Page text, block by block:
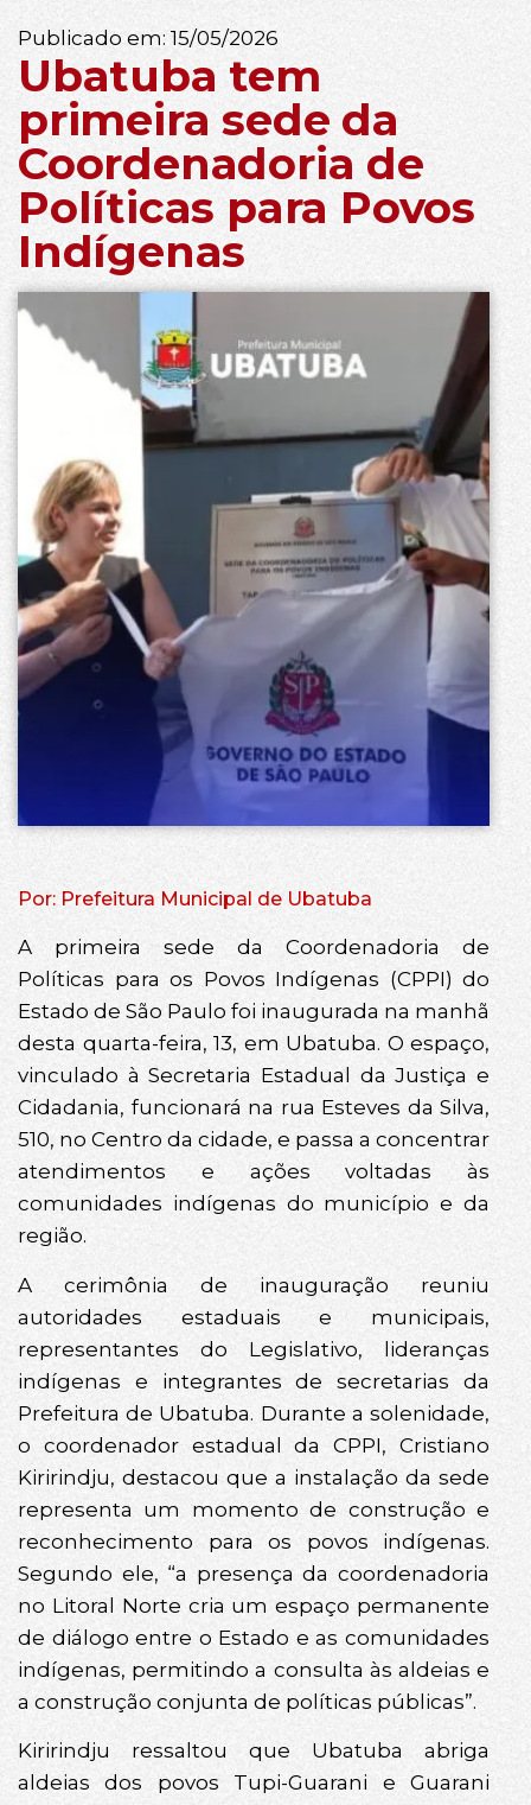
Publicado em: 15/05/2026
Ubatuba tem
primeira sede da
Coordenadoria de
Políticas para Povos
Indígenas
Por: Prefeitura Municipal de Ubatuba
A primeira sede da Coordenadoria de
Políticas para os Povos Indígenas (CPPI) do
Estado de São Paulo foi inaugurada na manhã
desta quarta-feira, 13, em Ubatuba. O espaço,
vinculado à Secretaria Estadual da Justiça e
Cidadania, funcionará na rua Esteves da Silva,
510, no Centro da cidade, e passa a concentrar
atendimentos e ações voltadas às
comunidades indígenas do município e da
região.
A cerimônia de inauguração reuniu
autoridades estaduais e municipais,
representantes do Legislativo, lideranças
indígenas e integrantes de secretarias da
Prefeitura de Ubatuba. Durante a solenidade,
o coordenador estadual da CPPI, Cristiano
Kiririndju, destacou que a instalação da sede
representa um momento de construção e
reconhecimento para os povos indígenas.
Segundo ele, “a presença da coordenadoria
no Litoral Norte cria um espaço permanente
de diálogo entre o Estado e as comunidades
indígenas, permitindo a consulta às aldeias e
a construção conjunta de políticas públicas”.
Kiririndju ressaltou que Ubatuba abriga
aldeias dos povos Tupi-Guarani e Guarani